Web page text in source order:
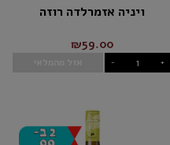
ויניה אזמרלדה רוזה
₪59.00
- +